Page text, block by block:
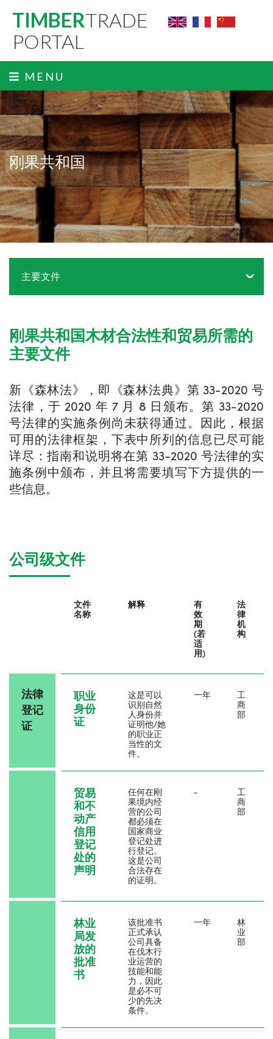
TIMBERTRADE
PORTAL
MENU
刚果共和国
主要文件 ˬ
刚果共和国木材合法性和贸易所需的
主要文件
新《森林法》，即《森林法典》第 33-2020 号
法律，于 2020 年 7 月 8 日颁布。第 33-2020
号法律的实施条例尚未获得通过。因此，根据
可用的法律框架，下表中所列的信息已尽可能
详尽：指南和说明将在第 33-2020 号法律的实
施条例中颁布，并且将需要填写下方提供的一
些信息。
公司级文件
文件
名称
解释
有
效
期
(若
适
用)
法
律
机
构
法律
登记
证
职业
身份
证
这是可以
识别自然
人身份并
证明他/她
的职业正
当性的文
件。
一年
工
商
部
贸易
和不
动产
信用
登记
处的
声明
任何在刚
果境内经
营的公司
都必须在
国家商业
登记处进
行登记。
这是公司
合法存在
的证明。
-
工
商
部
林业
局发
放的
批准
书
该批准书
正式承认
公司具备
在伐木行
业运营的
技能和能
力，因此
是必不可
少的先决
条件。
一年
林
业
部